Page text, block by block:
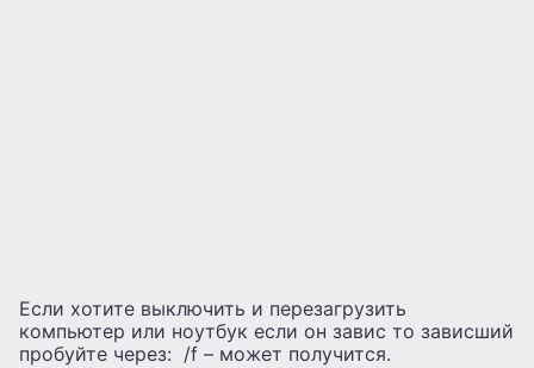
Если хотите выключить и перезагрузить
компьютер или ноутбук если он завис то зависший
пробуйте через: /f – может получится.